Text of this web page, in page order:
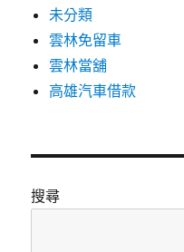
未分類
雲林免留車
雲林當舖
高雄汽車借款
搜尋